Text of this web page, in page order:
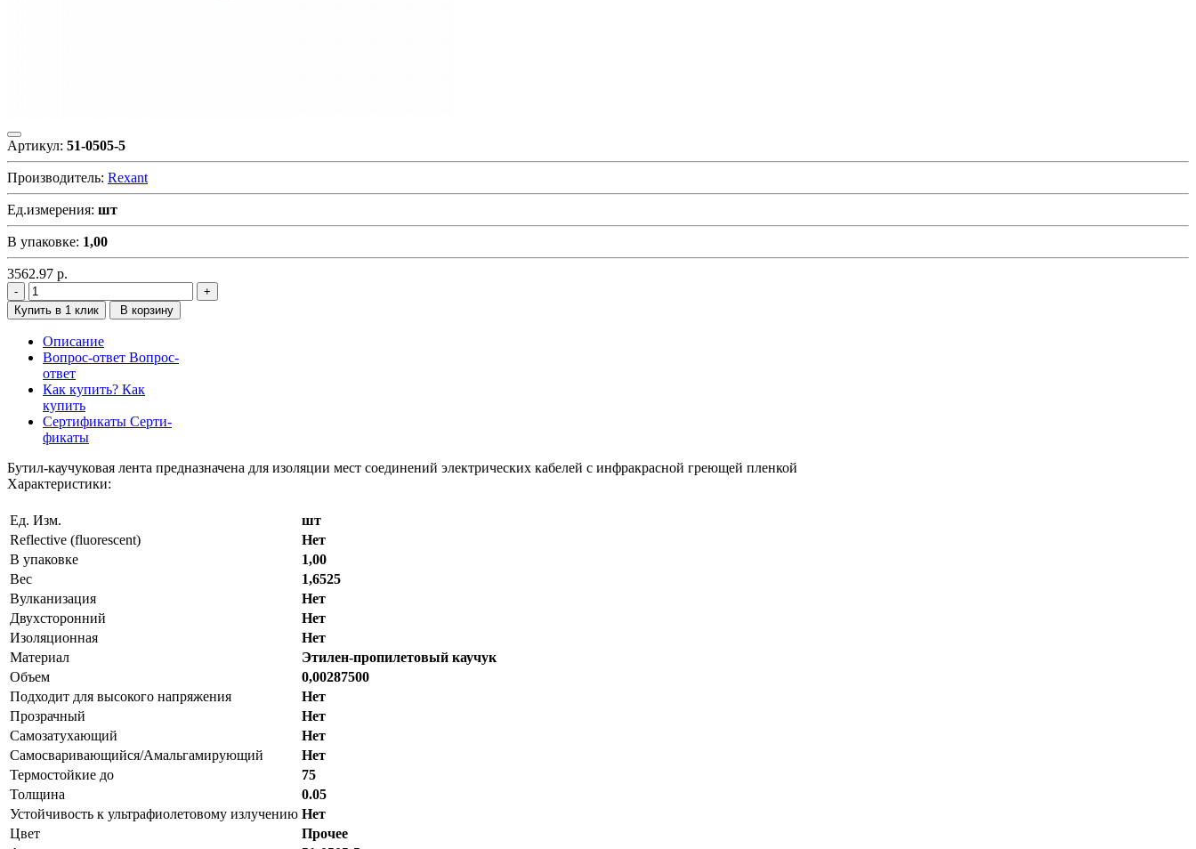
Артикул: 51-0505-5
Производитель: Rexant
Ед.измерения: шт
В упаковке: 1,00
3562.97 р.
Купить в 1 клик В корзину
Описание
Вопрос-ответ Вопрос-
ответ
Как купить? Как
купить
Сертификаты Серти-
фикаты
Бутил-каучуковая лента предназначена для изоляции мест соединений электрических кабелей с инфракрасной греющей пленкой
Характеристики:
Ед. Изм.
шт
Reflective (fluorescent)
Нет
В упаковке
1,00
Вес
1,6525
Вулканизация
Нет
Двухсторонний
Нет
Изоляционная
Нет
Материал
Этилен-пропилетовый каучук
Объем
0,00287500
Подходит для высокого напряжения
Нет
Прозрачный
Нет
Самозатухающий
Нет
Самосваривающийся/Амальгамирующий
Нет
Термостойкие до
75
Толщина
0.05
Устойчивость к ультрафиолетовому излучению Нет
Цвет
Прочее